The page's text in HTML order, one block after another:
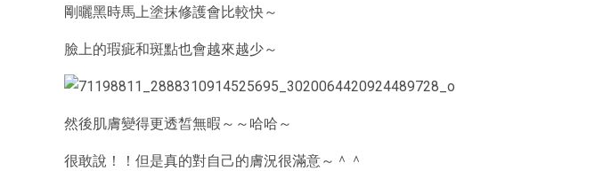
剛曬黑時馬上塗抹修護會比較快～
臉上的瑕疵和斑點也會越來越少～
然後肌膚變得更透皙無暇～～哈哈～
很敢說！！但是真的對自己的膚況很滿意～＾＾